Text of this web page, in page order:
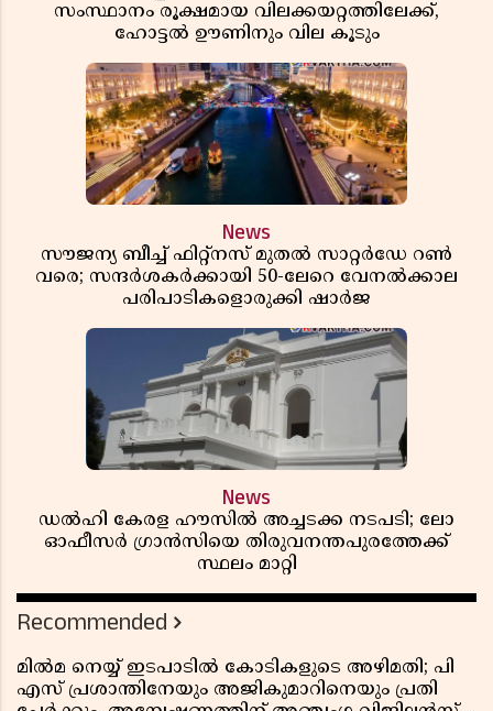
സംസ്ഥാനം രൂക്ഷമായ വിലക്കയറ്റത്തിലേക്ക്,
ഹോട്ടൽ ഊണിനും വില കൂടും
News
സൗജന്യ ബീച്ച് ഫിറ്റ്നസ് മുതൽ സാറ്റർഡേ റൺ
വരെ; സന്ദർശകർക്കായി 50-ലേറെ വേനൽക്കാല
പരിപാടികളൊരുക്കി ഷാർജ
News
ഡൽഹി കേരള ഹൗസിൽ അച്ചടക്ക നടപടി; ലോ
ഓഫീസർ ഗ്രാൻസിയെ തിരുവനന്തപുരത്തേക്ക്
സ്ഥലം മാറ്റി
Recommended
മിൽമ നെയ്യ് ഇടപാടിൽ കോടികളുടെ അഴിമതി; പി
എസ് പ്രശാന്തിനേയും അജികുമാറിനെയും പ്രതി